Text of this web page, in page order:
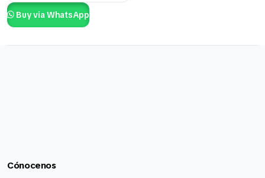
Buy via WhatsApp
Cónocenos